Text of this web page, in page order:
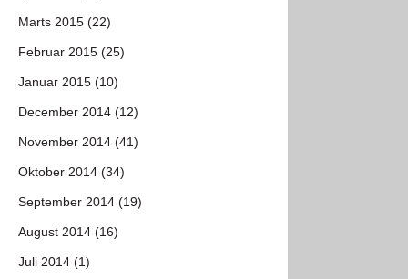
Marts 2015 (22)
Februar 2015 (25)
Januar 2015 (10)
December 2014 (12)
November 2014 (41)
Oktober 2014 (34)
September 2014 (19)
August 2014 (16)
Juli 2014 (1)